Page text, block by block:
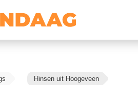
Hinsen uit Hoogeveen